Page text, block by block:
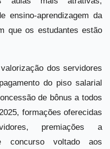
ensino-aprendizagem da
que os estudantes estão
dos servidores
do piso salarial
de bônus a todos
formações oferecidas
premiações a
concurso voltado aos